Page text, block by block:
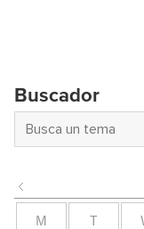
Buscador
M